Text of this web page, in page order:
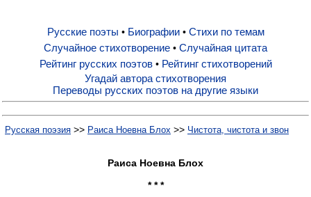
Русские поэты
Биографии
Стихи по темам
Случайное стихотворение
Русские поэты • Биографии• Стихи по темам
Случайное стихотворение • Случайная цитата
Рейтинг русских поэтов• Рейтинг стихотворений
Угадай автора стихотворения
Переводы русских поэтов на другие языки
Русская поэзия >> Раиса Ноевна Блох >> Чистота, чистота и звон
Раиса Ноевна Блох
* * *